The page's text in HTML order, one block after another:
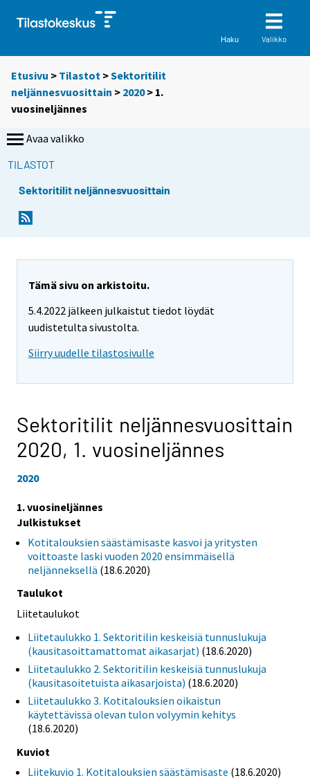
Haku Valikko
Etusivu > Tilastot >Sektoritilit
neljännesvuosittain > 2020> 1.
vuosineljännes
Avaa valikko
TILASTOT
Sektoritilit neljännesvuosittain
Tämä sivu on arkistoitu.
5.4.2022 jälkeen julkaistut tiedot löydät
uudistetulta sivustolta.
Siirry uudelle tilastosivulle
Sektoritilit neljännesvuosittain
2020, 1. vuosineljännes
2020
1. vuosineljännes
Julkistukset
Kotitalouksien säästämisaste kasvoi ja yritysten
voittoaste laski vuoden 2020 ensimmäisellä
neljänneksellä (18.6.2020)
Taulukot
Liitetaulukot
Liitetaulukko 1. Sektoritilin keskeisiä tunnuslukuja
(kausitasoittamattomat aikasarjat) (18.6.2020)
Liitetaulukko 2. Sektoritilin keskeisiä tunnuslukuja
(kausitasoitetuista aikasarjoista) (18.6.2020)
Liitetaulukko 3. Kotitalouksien oikaistun
käytettävissä olevan tulon volyymin kehitys
(18.6.2020)
Kuviot
Liitekuvio 1. Kotitalouksien säästämisaste (18.6.2020)